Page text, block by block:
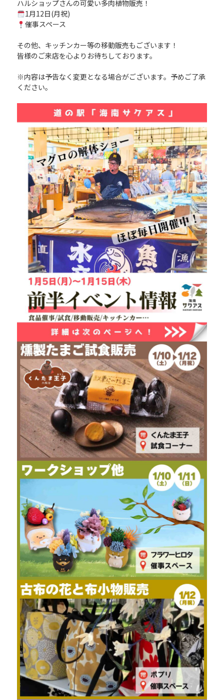
ハルショップさんの可愛い多肉植物販売！
1月12日(月祝)
催事スペース
その他、キッチンカー等の移動販売もございます！
皆様のご来店を心よりお待ちしております。
※内容は予告なく変更となる場合がございます。予めご了承
ください。